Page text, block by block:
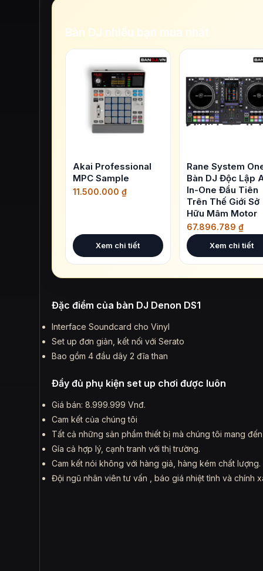
Bàn DJ nhiều bạn mua nhất
Akai Professional
MPC Sample
11.500.000 ₫
Xem chi tiết
Rane System
Bàn DJ Độc Lập
In-One Đầu Tiên
Trên Thế Giới Sở
Hữu Mâm Motor
67.896.789 ₫
Xem chi tiết
Đặc điểm của bàn DJ Denon DS1
Interface Soundcard cho Vinyl
Set up đơn giản, kết nối với Serato
Bao gồm 4 đầu dây 2 đĩa than
Đầy đủ phụ kiện set up chơi được luôn
Giá bán: 8.999.999 Vnđ.
Cam kết của chúng tôi
Tất cả những sản phẩm thiết bị mà chúng tôi mang
Gía cả hợp lý, cạnh tranh với thị trường.
Cam kết nói không với hàng giả, hàng kém chất lượng.
Đội ngũ nhân viên tư vấn , báo giá nhiệt tình và chính